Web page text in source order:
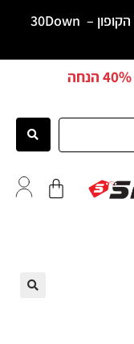
30Down
40% הנחה